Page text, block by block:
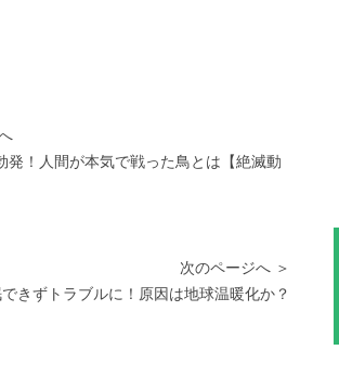
発！人間が本気で戦った鳥とは【絶滅動
次のページへ ＞
きずトラブルに！原因は地球温暖化か？